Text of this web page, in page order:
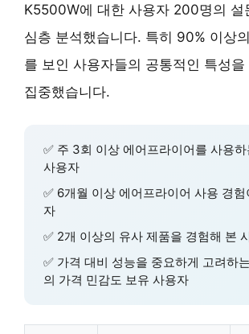
K5500W에 대한 사용자 200명의 설
심층 분석했습니다. 특히 90% 이상
를 보인 사용자들의 공통적인 특성을
집중했습니다.
✅ 주 3회 이상 에어프라이어를 사용
사용자
✅ 6개월 이상 에어프라이어 사용 경
자
✅ 2개 이상의 유사 제품을 경험해 본
✅ 가격 대비 성능을 중요하게 고려하
의 가격 민감도 보유 사용자